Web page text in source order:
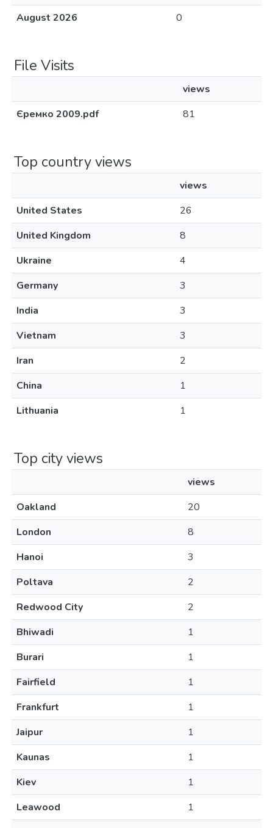
August 2026
0
File Visits
views
Єремко 2009.pdf
81
Top country views
views
United States
26
United Kingdom
8
Ukraine
4
Germany
3
India
3
Vietnam
3
Iran
2
China
1
Lithuania
1
Top city views
views
Oakland
20
London
8
Hanoi
3
Poltava
2
Redwood City
2
Bhiwadi
1
Burari
1
Fairfield
1
Frankfurt
1
Jaipur
1
Kaunas
1
Kiev
1
Leawood
1